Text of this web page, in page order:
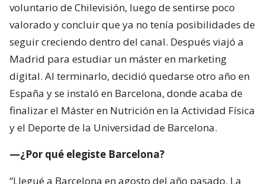
voluntario de Chilevisión, luego de sentirse poco
valorado y concluir que ya no tenía posibilidades de
seguir creciendo dentro del canal. Después viajó a
Madrid para estudiar un máster en marketing
digital. Al terminarlo, decidió quedarse otro año en
España y se instaló en Barcelona, donde acaba de
finalizar el Máster en Nutrición en la Actividad Física
y el Deporte de la Universidad de Barcelona.
—¿Por qué elegiste Barcelona?
“Llegué a Barcelona en agosto del año pasado. La